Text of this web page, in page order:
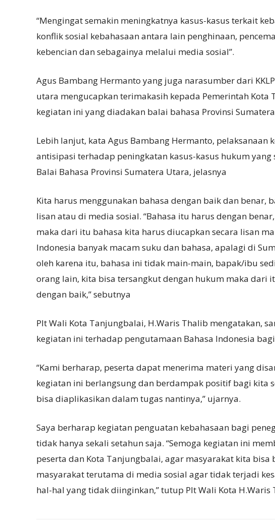
“Mengingat semakin meningkatnya kasus-kasus terkait
konflik sosial kebahasaan antara lain penghinaan,
kebencian dan sebagainya melalui media sosial”.
Agus Bambang Hermanto yang juga narasumber dari
utara mengucapkan terimakasih kepada Pemerintah
kegiatan ini yang diadakan balai bahasa Provinsi
Lebih lanjut, kata Agus Bambang Hermanto, pelaksanaan
antisipasi terhadap peningkatan kasus-kasus hukum
Balai Bahasa Provinsi Sumatera Utara, jelasnya
Kita harus menggunakan bahasa dengan baik dan benar,
lisan atau di media sosial. “Bahasa itu harus dengan
maka dari itu bahasa kita harus diucapkan secara lisan
Indonesia banyak macam suku dan bahasa, apalagi di
oleh karena itu, bahasa ini tidak main-main, bapak/ibu
orang lain, kita bisa tersangkut dengan hukum maka dari
dengan baik,” sebutnya
Plt Wali Kota Tanjungbalai, H.Waris Thalib mengatakan,
kegiatan ini terhadap pengutamaan Bahasa Indonesia
“Kami berharap, peserta dapat menerima materi yang
kegiatan ini berlangsung dan berdampak positif bagi kita
bisa diaplikasikan dalam tugas nantinya,” ujarnya.
Saya berharap kegiatan penguatan kebahasaan bagi
tidak hanya sekali setahun saja. “Semoga kegiatan ini
peserta dan Kota Tanjungbalai, agar masyarakat kita
masyarakat terutama di media sosial agar tidak terjadi
hal-hal yang tidak diinginkan,” tutup Plt Wali Kota H.Waris